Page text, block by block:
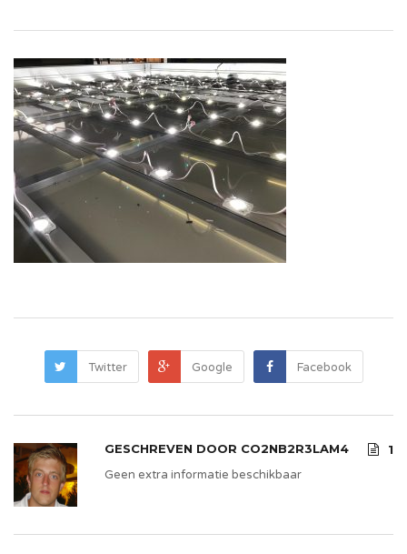
Twitter Google Facebook
GESCHREVEN DOOR CO2NB2R3LAM4
1
Geen extra informatie beschikbaar